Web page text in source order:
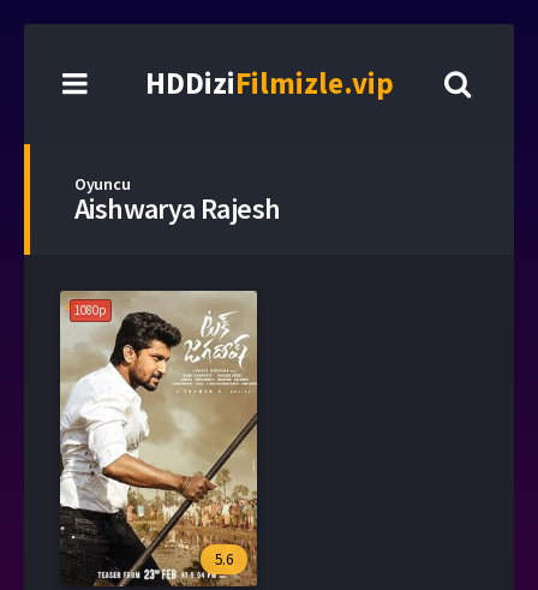
HDDiziFilmizle.vip
Oyuncu
Aishwarya Rajesh
1080p
5.6